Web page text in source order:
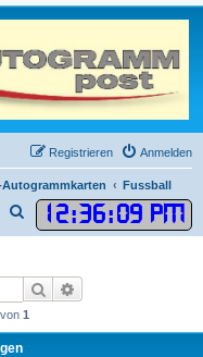
Anmelden
Registrieren
Autogrammkarten Fussball
12:36:10 PM
u
h
e
Suche
von 1